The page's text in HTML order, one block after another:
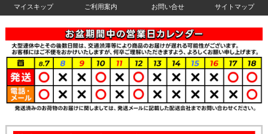
マイスキップ ご利用案内 お問い合せ サイトマップ